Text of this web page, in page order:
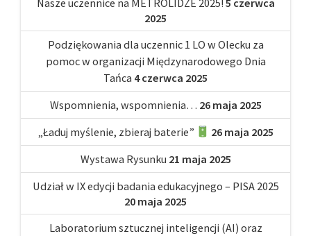
Nasze uczennice na METROLIDZE 2025! 5 czerwca
2025
Podziękowania dla uczennic 1 LO w Olecku za
pomoc w organizacji Międzynarodowego Dnia
Tańca 4 czerwca 2025
Wspomnienia, wspomnienia… 26 maja 2025
„Ładuj myślenie, zbieraj baterie”
26 maja 2025
Wystawa Rysunku 21 maja 2025
Udział w IX edycji badania edukacyjnego – PISA 2025
20 maja 2025
Laboratorium sztucznej inteligencji (AI) oraz